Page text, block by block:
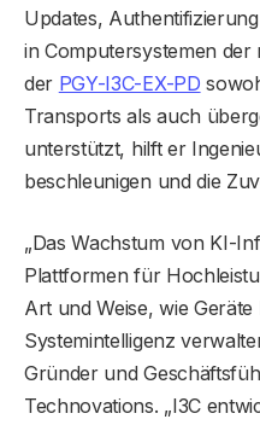
Updates,
in Computersystemen der
der PGY-I3C-EX-PD
Transports als auch
unterstützt, hilft er
beschleunigen und die
„Das Wachstum von KI-
Plattformen für
Art und Weise, wie
Systemintelligenz
Gründer und
Technovations. „I3C